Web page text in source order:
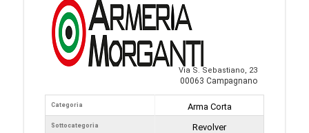
Via S. Sebastiano, 23
00063 Campagnano
Categoria
Sottocategoria
Arma Corta
Revolver